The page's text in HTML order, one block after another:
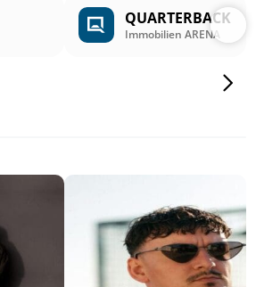
QUARTERBACK
Immobilien ARENA